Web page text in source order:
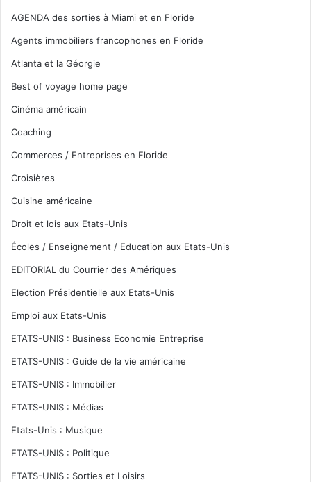
AGENDA des sorties à Miami et en Floride
Agents immobiliers francophones en Floride
Atlanta et la Géorgie
Best of voyage home page
Cinéma américain
Coaching
Commerces / Entreprises en Floride
Croisières
Cuisine américaine
Droit et lois aux Etats-Unis
Écoles / Enseignement / Education aux Etats-Unis
EDITORIAL du Courrier des Amériques
Election Présidentielle aux Etats-Unis
Emploi aux Etats-Unis
ETATS-UNIS : Business Economie Entreprise
ETATS-UNIS : Guide de la vie américaine
ETATS-UNIS : Immobilier
ETATS-UNIS : Médias
Etats-Unis : Musique
ETATS-UNIS : Politique
ETATS-UNIS : Sorties et Loisirs